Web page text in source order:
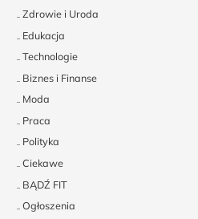
Zdrowie i Uroda
Edukacja
Technologie
Biznes i Finanse
Moda
Praca
Polityka
Ciekawe
BĄDŹ FIT
Ogłoszenia